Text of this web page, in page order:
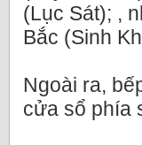
(Lục Sát); ,
Bắc (Sinh
Ngoài ra,
cửa sổ phía